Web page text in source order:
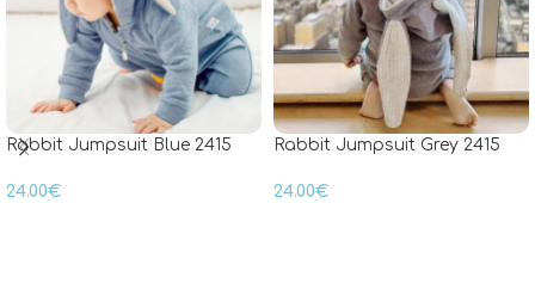
Rabbit Jumpsuit Blue 2415
24.00€
Rabbit Jumpsuit Grey 2415
24.00€